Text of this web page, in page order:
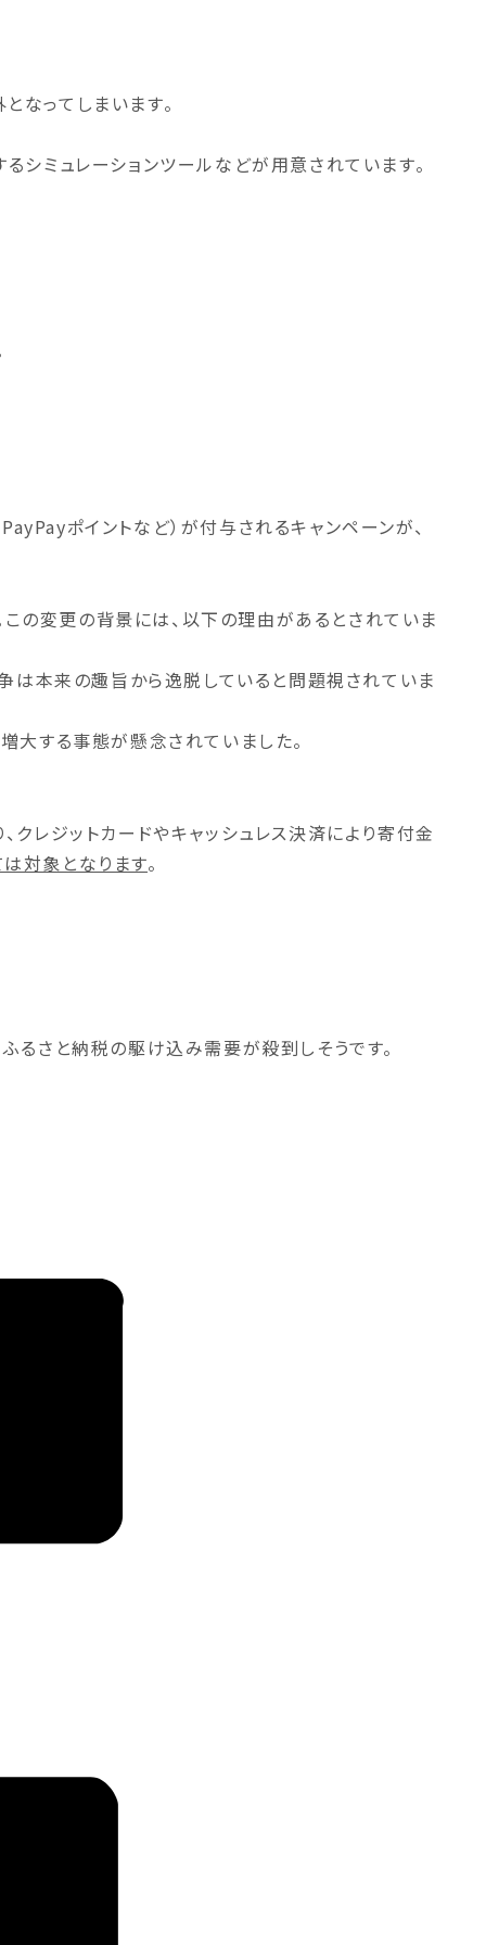
なってしまいます。
シミュレーションツールなどが用意されています。
ポイントなど）が付与されるキャンペーンが、
の変更の背景には、以下の理由があるとされていま
は本来の趣旨から逸脱していると問題視されていま
大する事態が懸念されていました。
レジットカードやキャッシュレス決済により寄付金
対象となります。
るさと納税の駆け込み需要が殺到しそうです。